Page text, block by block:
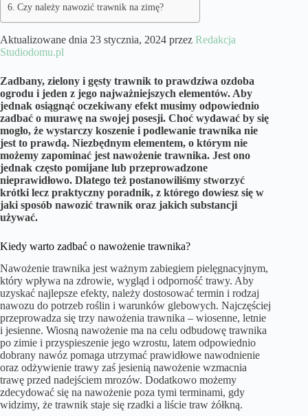
Czy należy nawozić trawnik na zimę?
Aktualizowane dnia 23 stycznia, 2024 przez Redakcja
Studiodomu.pl
Zadbany, zielony i gęsty trawnik to prawdziwa ozdoba
ogrodu i jeden z jego najważniejszych elementów. Aby
jednak osiągnąć oczekiwany efekt musimy odpowiednio
zadbać o murawę na swojej posesji. Choć wydawać by się
mogło, że wystarczy koszenie i podlewanie trawnika nie
jest to prawdą. Niezbędnym elementem, o którym nie
możemy zapominać jest nawożenie trawnika. Jest ono
jednak często pomijane lub przeprowadzone
nieprawidłowo. Dlatego też postanowiliśmy stworzyć
krótki lecz praktyczny poradnik, z którego dowiesz się w
jaki sposób nawozić trawnik oraz jakich substancji
używać.
Kiedy warto zadbać o nawożenie trawnika?
Nawożenie trawnika jest ważnym zabiegiem pielęgnacyjnym,
który wpływa na zdrowie, wygląd i odporność trawy. Aby
uzyskać najlepsze efekty, należy dostosować termin i rodzaj
nawozu do potrzeb roślin i warunków glebowych. Najczęściej
przeprowadza się trzy nawożenia trawnika – wiosenne, letnie
i jesienne. Wiosną nawożenie ma na celu odbudowę trawnika
po zimie i przyspieszenie jego wzrostu, latem odpowiednio
dobrany nawóz pomaga utrzymać prawidłowe nawodnienie
oraz odżywienie trawy zaś jesienią nawożenie wzmacnia
trawę przed nadejściem mrozów. Dodatkowo możemy
zdecydować się na nawożenie poza tymi terminami, gdy
widzimy, że trawnik staje się rzadki a liście traw żółkną.